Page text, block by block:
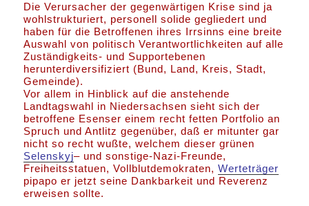
Die Verursacher der gegenwärtigen Krise sind ja
wohlstrukturiert, personell solide gegliedert und
haben für die Betroffenen ihres Irrsinns eine breite
Auswahl von politisch Verantwortlichkeiten auf alle
Zuständigkeits- und Supportebenen
herunterdiversifiziert (Bund, Land, Kreis, Stadt,
Gemeinde).
Vor allem in Hinblick auf die anstehende
Landtagswahl in Niedersachsen sieht sich der
betroffene Esenser einem recht fetten Portfolio an
Spruch und Antlitz gegenüber, daß er mitunter gar
nicht so recht wußte, welchem dieser grünen
Selenskyj– und sonstige-Nazi-Freunde,
Freiheitsstatuen, Vollblutdemokraten,Werteträger
pipapo er jetzt seine Dankbarkeit und Reverenz
erweisen sollte.